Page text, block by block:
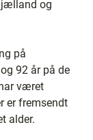
og
på
92 år på de
været
er fremsendt
alder.